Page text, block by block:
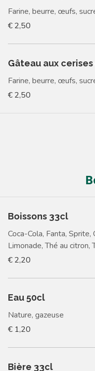
Farine, beurre, œufs,
€ 2,50
Gâteau aux
Farine, beurre, œufs,
€ 2,50
Boissons 33cl
Coca-Cola, Fanta, Sprite,
Limonade, Thé au citron,
€ 2,20
Eau 50cl
Nature, gazeuse
€ 1,20
Bière 33cl